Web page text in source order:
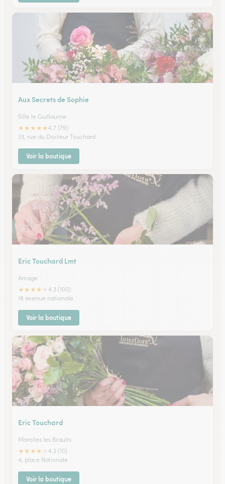
Aux Secrets de Sophie
Sille le Guillaume
★★★★★4.7 (79)
33, rue du Docteur Touchard
Voir la boutique
Eric Touchard Lmt
Arnage
★★★★
4.3 (100)
18 avenue nationale
Voir la boutique
Eric Touchard
Marolles les Braults
★★★★
4.2 (10)
4, place Nationale
Voir la boutique